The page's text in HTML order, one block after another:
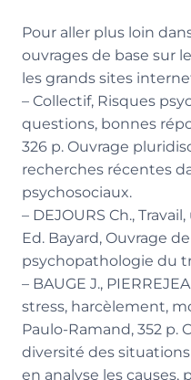
Pour aller plus loin
ouvrages de base sur
les grands sites
– Collectif, Risques
questions, bonnes
326 p. Ouvrage
recherches récentes
psychosociaux.
– DEJOURS Ch.,
Ed. Bayard, Ouvrage
psychopathologie du
– BAUGE J.,
stress, harcèlement,
Paulo-Ramand, 352 p.
diversité des
en analyse les causes,